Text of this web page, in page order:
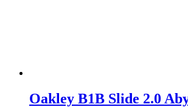
Oakley B1B Slide 2.0